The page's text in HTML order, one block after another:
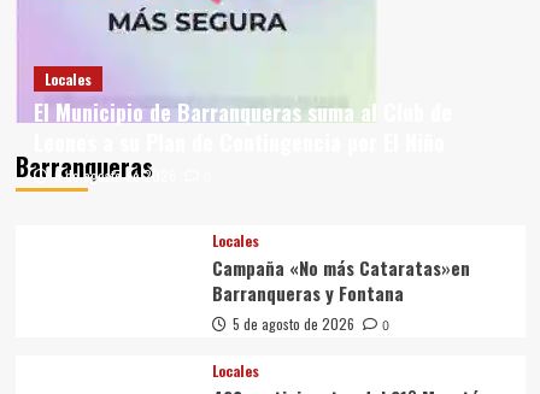
Barranqueras
Locales
El Municipio de Barranqueras suma al Club de
6 de agosto de 2026
Locales
Campaña «No más Cataratas»en
Barranqueras y Fontana
5 de agosto de 2026 0
Locales